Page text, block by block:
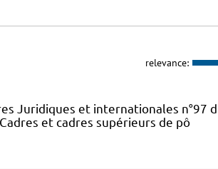
relevance:
Juridiques et internationales n°97
et cadres supérieurs de pô